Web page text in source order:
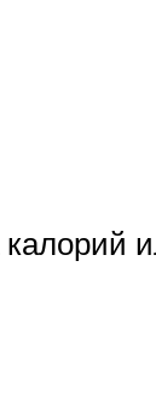
калорий